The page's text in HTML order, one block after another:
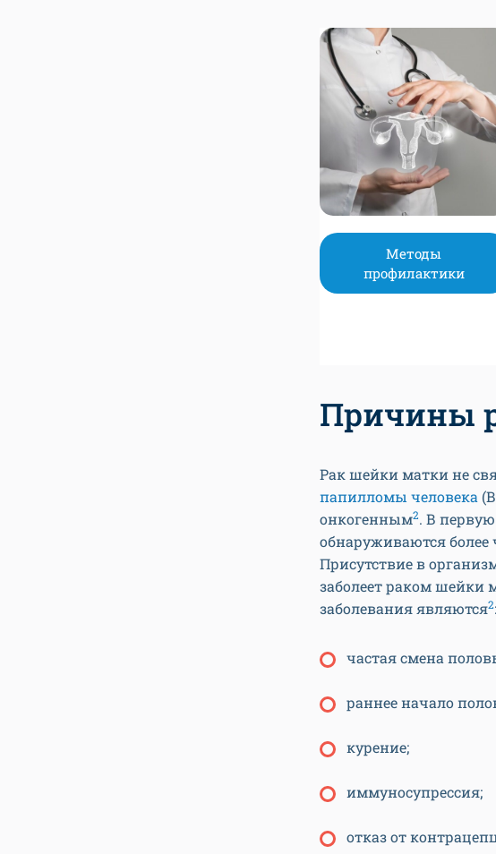
Методы
профилактики
Причины
Рак шейки матки не
папилломы человека
онкогенным2. В
обнаруживаются
Присутствие в
заболеет раком шейки
заболевания являются2:
частая смена
раннее начало
курение;
иммуносупрессия;
отказ от